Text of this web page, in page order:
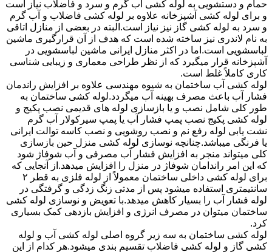
حمام و دستشویی به لوله کشی آب گرم و سرد و فاضلاب نیاز است
و برای لوله کشی آشپزخانه علاوه بر لوله کشی فاضلاب و آب گرم
و سرد به لوله کشی گاز نیز نیاز است.البته در بعضی از منازل اتاقی
به نام لاندری نیز ساخته شده است که هدف از آن قرارگیری ماشین
لباسشویی است.اما در اکثر منازل ایرانی ماشین لباسشویی در
آشپزخانه قرار میگیرد که از نظر طراحی معماری و زیبایی شناسی
کاری کاملاً غلط است.
لوله کشی آب ساختمان به شیوه مهندسی علاوه بر افزایش راندمان
فشار آب باعث مصرف بهینه آب میگردد.لوله کشی ساختمان به
طور کلی شامل نصب و یا بازسازی لوله های قدیمی نصب پکیج و
لوله کشی پکیج نصب پمپ فشار آب یا پمپ سیرکولار آب گرم
نشت یابی لوله رفع نم و نصب روشویی و نصب کاسه توالت ایرانی
یا فرنگی میباشد.چنانچه نوسازی لوله کشی منزل حین بازسازی
کلی میتواند منجر به افزایش فشار آب مصرفی و آب شوفاژ شود
که این امر راندامان شوفاژ در منزل را افزایش میدهد.از آنجایی که
برای لوله کشی داخلی ساختمان معمولاً از لوله فلزی به قطر ۲
سانتیمتری استفاده میشود پس از مدتی زنگ زدگی و گرفتگی در
لوله فشار آب را بسیار کاهش میدهد.با تعویض و نوسازی لوله کشی
ساختمان میتوان در مصرف انرژی و افزایش بازدهی کمک بسیاری
کرد.
لوله کشی ساختمان به سه زیر گروه اصلی لوله کشی آب و لوله
کشی گاز و لوله کشی فاضلاب تقسیم بندی میشود.هر کدام از این